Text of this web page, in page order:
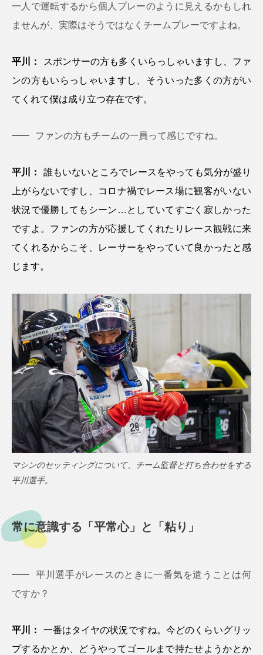
一人で運転するから個人プレーのように見えるかもしれ
ませんが、実際はそうではなくチームプレーですよね。
平川：
スポンサーの方も多くいらっしゃいますし、ファ
ンの方もいらっしゃいますし、そういった多くの方がい
てくれて僕は成り立つ存在です。
ファンの方もチームの一員って感じですね。
平川：
誰もいないところでレースをやっても気分が盛り
上がらないですし、コロナ禍でレース場に観客がいない
状況で優勝してもシーン…としていてすごく寂しかった
ですよ。ファンの方が応援してくれたりレース観戦に来
てくれるからこそ、レーサーをやっていて良かったと感
じます。
マシンのセッティングについて、チーム監督と打ち合わせをする
平川選手。
常に意識する「平常心」と「粘り」
平川選手がレースのときに一番気を遣うことは何
ですか？
平川：
一番はタイヤの状況ですね。今どのくらいグリッ
プするかとか、どうやってゴールまで持たせようかとか